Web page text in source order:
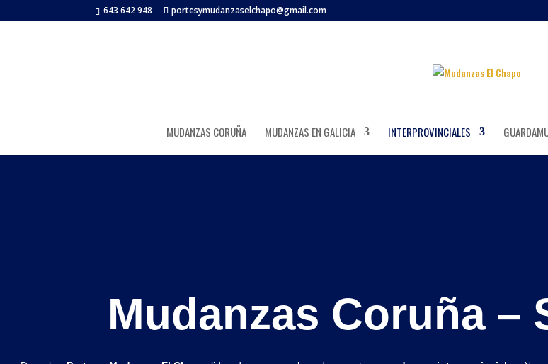
643 642 948 portesymudanzaselchapo@gmail.com
MUDANZAS CORUÑA MUDANZAS EN GALICIA INTERPROVINCIALES
Mudanzas Coruña –